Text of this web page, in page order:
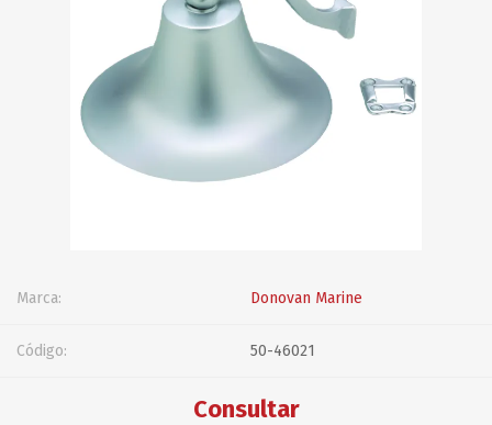
Marca: Donovan Marine
Código: 50-46021
Consultar